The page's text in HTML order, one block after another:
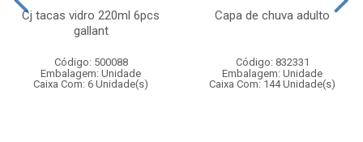
Cj tacas vidro 220ml 6pcs
gallant
Código: 500088
Embalagem: Unidade
Caixa Com: 6 Unidade(s)
Capa de chuva adulto
Código: 832331
Embalagem: Unidade
Caixa Com: 144 Unidade(s)